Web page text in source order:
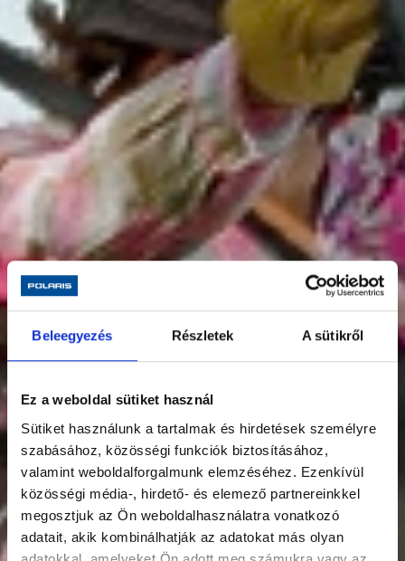
Beleegyezés Részletek A sütikről
Ez a weboldal sütiket használ
Sütiket használunk a tartalmak és hirdetések személyre
szabásához, közösségi funkciók biztosításához,
valamint weboldalforgalmunk elemzéséhez. Ezenkívül
közösségi média-, hirdető- és elemező partnereinkkel
megosztjuk az Ön weboldalhasználatra vonatkozó
adatait, akik kombinálhatják az adatokat más olyan